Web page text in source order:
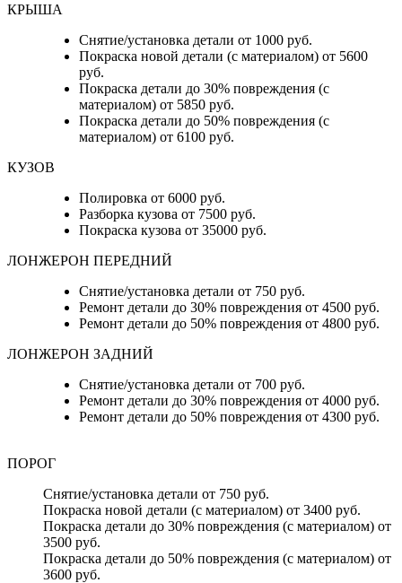
КРЫША
Снятие/установка детали от 1000 руб.
Покраска новой детали (с материалом) от 5600
руб.
Покраска детали до 30% повреждения (с
материалом) от 5850 руб.
Покраска детали до 50% повреждения (с
материалом) от 6100 руб.
КУЗОВ
Полировка от 6000 руб.
Разборка кузова от 7500 руб.
Покраска кузова от 35000 руб.
ЛОНЖЕРОН ПЕРЕДНИЙ
Снятие/установка детали от 750 руб.
Ремонт детали до 30% повреждения от 4500 руб.
Ремонт детали до 50% повреждения от 4800 руб.
ЛОНЖЕРОН ЗАДНИЙ
Снятие/установка детали от 700 руб.
Ремонт детали до 30% повреждения от 4000 руб.
Ремонт детали до 50% повреждения от 4300 руб.
ПОРОГ
Снятие/установка детали от 750 руб.
Покраска новой детали (с материалом) от 3400 руб.
Покраска детали до 30% повреждения (с материалом) от
3500 руб.
Покраска детали до 50% повреждения (с материалом) от
3600 руб.